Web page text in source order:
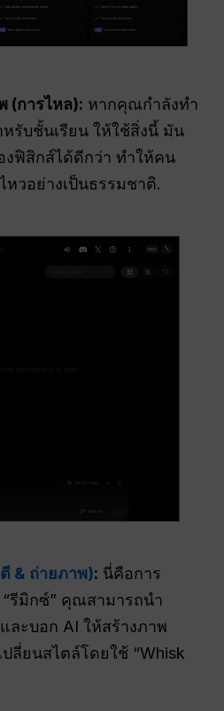
(การไหล): หากคุณกำลังทำ
รับชั้นเรียน ให้ใช้สิ่งนี้ มัน
ฟิสิกส์ได้ดีกว่า ทำให้คน
หวอย่างเป็นธรรมชาติ.
ตี & ถ่ายภาพ): นี่คือการ
รีมิกซ์” คุณสามารถนำ
ละบอก AI ให้สร้างภาพ
ปลี่ยนสไตล์โดยใช้ “Whisk